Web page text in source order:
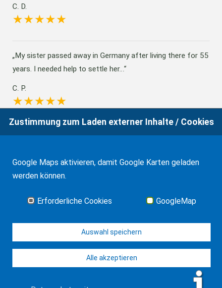
C. D.
My sister passed away in Germany after living there for 55
years. I needed help to settle her…
C. P.
Herr RA Frank ist schnell, freundlich und sehr professionell.
© J-H. Frank, Fachanwalt Erbrecht 2026
Zustimmung zum Laden externer Inhalte / Cookies
Google Maps aktivieren, damit Google Karten geladen
werden können.
Erforderliche Cookies GoogleMap
Auswahl speichern
Alle akzeptieren